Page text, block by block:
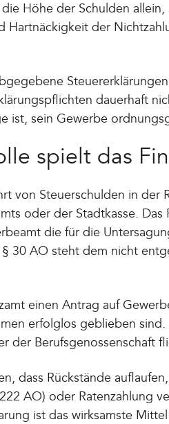
Höhe der Schulden
Hartnäckigkeit der
dauerhaft
ist, sein Gewerbe
spielt das
von Steuerschulden in
oder der Stadtkasse.
die für die
30 AO steht dem nicht
einen Antrag auf
erfolglos geblieben
der Berufsgenossenschaft
dass Rückstände
AO) oder Ratenzahlung
ist das wirksamste